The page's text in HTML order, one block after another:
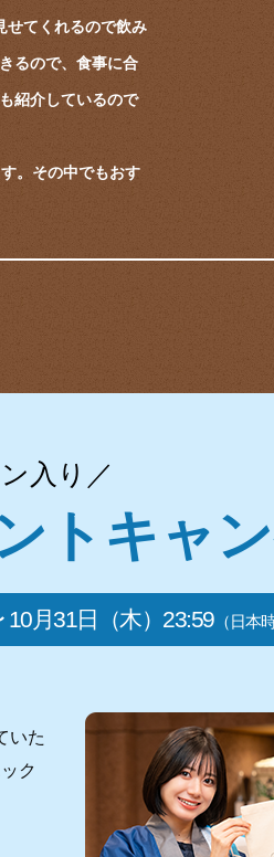
せてくれるので飲み
るので、食事に合
紹介しているので
。その中でもおす
入り／
トキャ
10月31日（木）23:59 （日本
いた
ク